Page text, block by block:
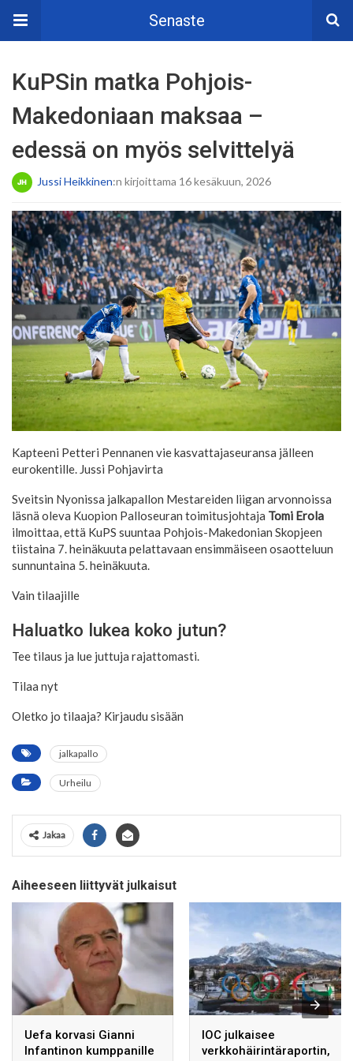
Senaste
KuPSin matka Pohjois-
Makedoniaan maksaa –
edessä on myös selvittelyä
Jussi Heikkinen:n kirjoittama 16 kesäkuun, 2026
Kapteeni Petteri Pennanen vie kasvattajaseuransa jälleen
eurokentille. Jussi Pohjavirta
Sveitsin Nyonissa jalkapallon Mestareiden liigan arvonnoissa
läsnä oleva Kuopion Palloseuran toimitusjohtaja Tomi Erola
ilmoittaa, että KuPS suuntaa Pohjois-Makedonian Skopjeen
tiistaina 7. heinäkuuta pelattavaan ensimmäiseen osaotteluun
sunnuntaina 5. heinäkuuta.
Vain tilaajille
Haluatko lukea koko jutun?
Tee tilaus ja lue juttuja rajattomasti.
Tilaa nyt
Oletko jo tilaaja? Kirjaudu sisään
jalkapallo
Urheilu
Jakaa
Aiheeseen liittyvät julkaisut
Uefa korvasi Gianni
Infantinon kumppanille
IOC julkaisee
verkkohäirintäraportin,